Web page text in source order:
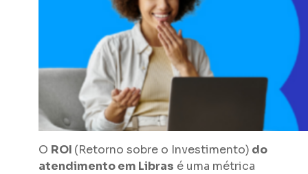
O ROI (Retorno sobre o Investimento) do
atendimento em Libras é uma métrica